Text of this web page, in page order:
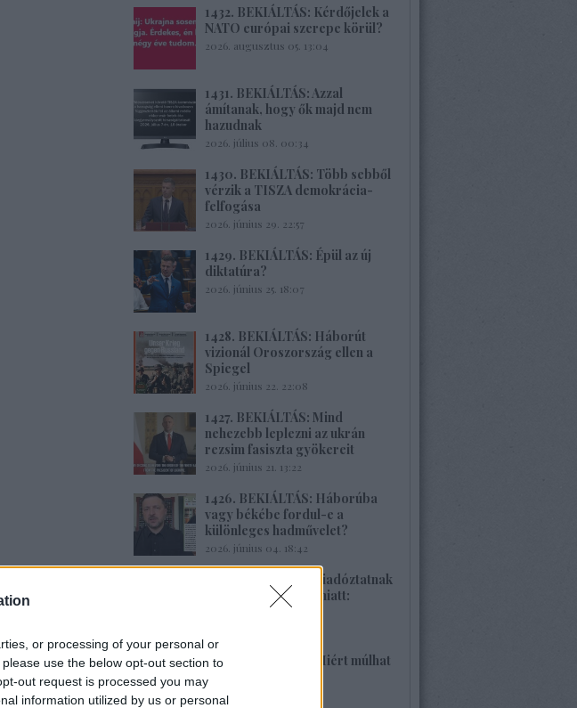
or processing of your personal or
use the below opt-out section to
out request is processed you may
information utilized by us or personal
1432. BEKIÁLTÁS: Kérdőjelek a
NATO európai szerepe körül?
2026. augusztus 05. 13:04
1431. BEKIÁLTÁS: Azzal
ámítanak, hogy ők majd nem
hazudnak
2026. július 08. 00:34
1430. BEKIÁLTÁS: Több sebből
vérzik a TISZA demokrácia-
felfogása
2026. június 29. 22:57
1429. BEKIÁLTÁS: Épül az új
diktatúra?
2026. június 25. 18:07
1428. BEKIÁLTÁS: Háborút
vizionál Oroszország ellen a
Spiegel
2026. június 22. 22:08
1427. BEKIÁLTÁS: Mind
nehezebb leplezni az ukrán
rezsim fasiszta gyökereit
2026. június 21. 13:22
1426. BEKIÁLTÁS: Háborúba
vagy békébe fordul-e a
különleges hadművelet?
2026. június 04. 18:42
1425. BEKIÁLTÁS: Riadóztatnak
az ukrán-fasizmus miatt:
„Európa vigyázz!”
1424. BEKIÁLTÁS: Miért múlhat
ki a Népszava is?
2026. május 30. 19:53